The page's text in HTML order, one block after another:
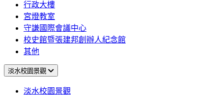
行政大樓
宮燈教室
守謙國際會議中心
校史館暨張建邦創辦人紀念館
其他
淡水校園景觀
淡水校園景觀